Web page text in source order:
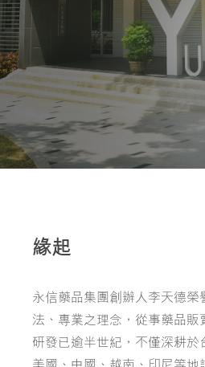
緣起
永信藥品集團創辦人李天德榮
法、專業之理念，從事藥品販
研發已逾半世紀，不僅深耕於